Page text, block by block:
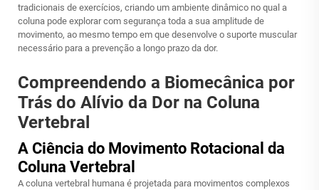
tradicionais de exercícios, criando um ambiente dinâmico no qual a
coluna pode explorar com segurança toda a sua amplitude de
movimento, ao mesmo tempo em que desenvolve o suporte muscular
necessário para a prevenção a longo prazo da dor.
Compreendendo a Biomecânica por
Trás do Alívio da Dor na Coluna
Vertebral
A Ciência do Movimento Rotacional da
Coluna Vertebral
A coluna vertebral humana é projetada para movimentos complexos